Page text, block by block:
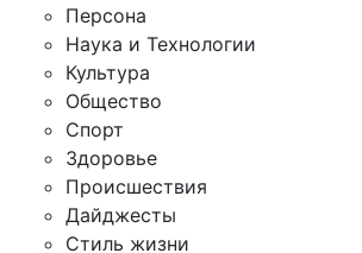
Персона
Наука и Технологии
Культура
Общество
Спорт
Здоровье
Происшествия
Дайджесты
Стиль жизни